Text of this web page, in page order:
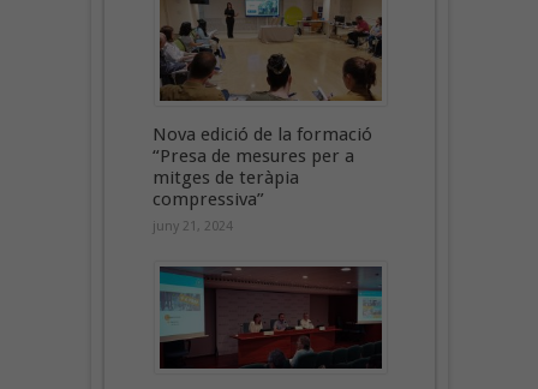
Nova edició de la formació
“Presa de mesures per a
mitges de teràpia
compressiva”
juny 21, 2024